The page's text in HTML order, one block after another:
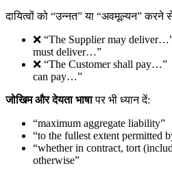
दायित्वों को “उन्नत” या “अवमूल्यन” करने
❌ “The Supplier may
must deliver…”
❌ “The Customer shall
can pay…”
जोखिम और देयता भाषापर भी ध्यान दें:
“maximum aggregate liability”
“to the fullest extent permitted
“whether in contract, tort
otherwise”